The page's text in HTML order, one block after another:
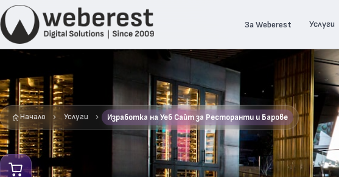
За Weberest Услуги
Начало Услуги Изработка на Уеб Сайт за Ресторанти и Барове